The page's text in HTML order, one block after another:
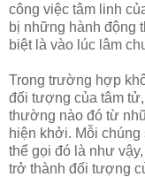
công việc tâm linh
bị những hành động
biệt là vào lúc lâm
Trong trường hợp
đối tượng của tâm
thường nào đó từ
hiện khởi. Mỗi
thể gọi đó là như
trở thành đối tượng